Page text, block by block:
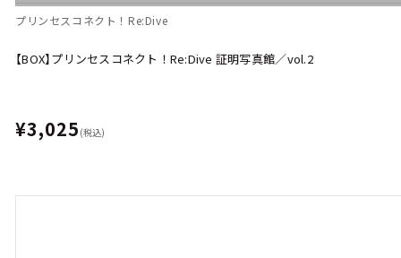
プリンセスコネクト！Re:Dive
【BOX】プリンセスコネクト！Re:Dive 証明写真館／vol.2
¥3,025 (税込)